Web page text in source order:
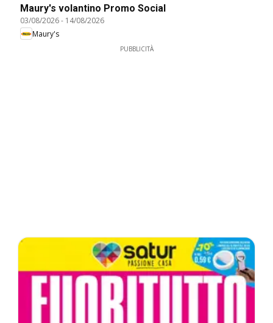
Maury's volantino Promo Social
03/08/2026- 14/08/2026
Maury's
PUBBLICITÀ